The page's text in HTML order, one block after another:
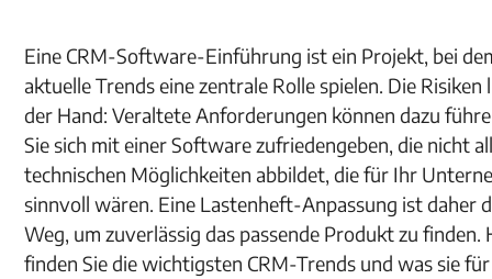
Eine CRM-Software-Einführung ist ein Projekt, bei
aktuelle Trends eine zentrale Rolle spielen. Die Risiken
der Hand: Veraltete Anforderungen können dazu
Sie sich mit einer Software zufriedengeben, die nicht
technischen Möglichkeiten abbildet, die für Ihr
sinnvoll wären. Eine Lastenheft-Anpassung ist daher
Weg, um zuverlässig das passende Produkt zu finden.
finden Sie die wichtigsten CRM-Trends und was sie